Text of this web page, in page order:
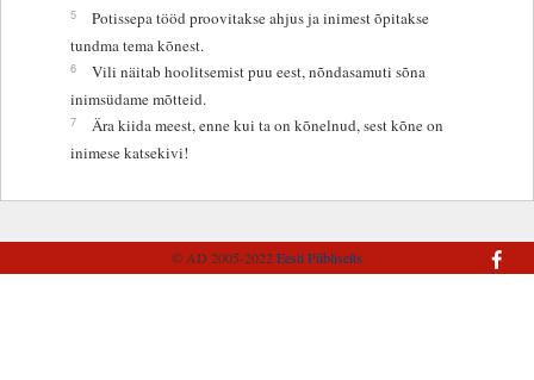
5
Potissepa tööd proovitakse ahjus ja inimest õpitakse
tundma tema kõnest.
6
Vili näitab hoolitsemist puu eest, nõndasamuti sõna
inimsüdame mõtteid.
7
Ära kiida meest, enne kui ta on kõnelnud, sest kõne on
inimese katsekivi!
© AD 2005-2022Eesti Piibliselts